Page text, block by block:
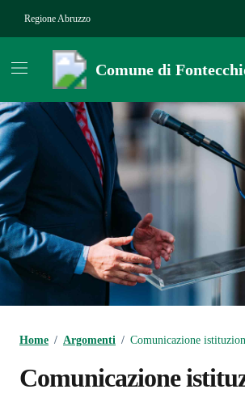
Regione Abruzzo
Comune di
Contenuti in evidenza
Home / Argomenti / Comunicazione
Comunicazione